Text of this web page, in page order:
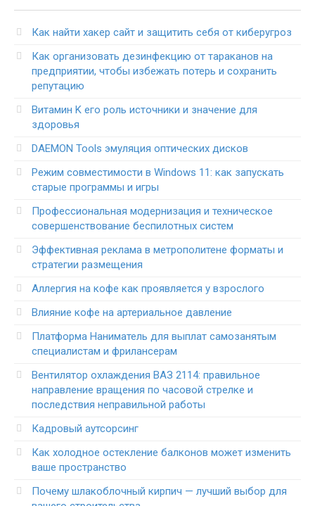
Как найти хакер сайт и защитить себя от киберугроз
Как организовать дезинфекцию от тараканов на
предприятии, чтобы избежать потерь и сохранить
репутацию
Витамин K его роль источники и значение для
здоровья
DAEMON Tools эмуляция оптических дисков
Режим совместимости в Windows 11: как запускать
старые программы и игры
Профессиональная модернизация и техническое
совершенствование беспилотных систем
Эффективная реклама в метрополитене форматы и
стратегии размещения
Аллергия на кофе как проявляется у взрослого
Влияние кофе на артериальное давление
Платформа Наниматель для выплат самозанятым
специалистам и фрилансерам
Вентилятор охлаждения ВАЗ 2114: правильное
направление вращения по часовой стрелке и
последствия неправильной работы
Кадровый аутсорсинг
Как холодное остекление балконов может изменить
ваше пространство
Почему шлакоблочный кирпич — лучший выбор для